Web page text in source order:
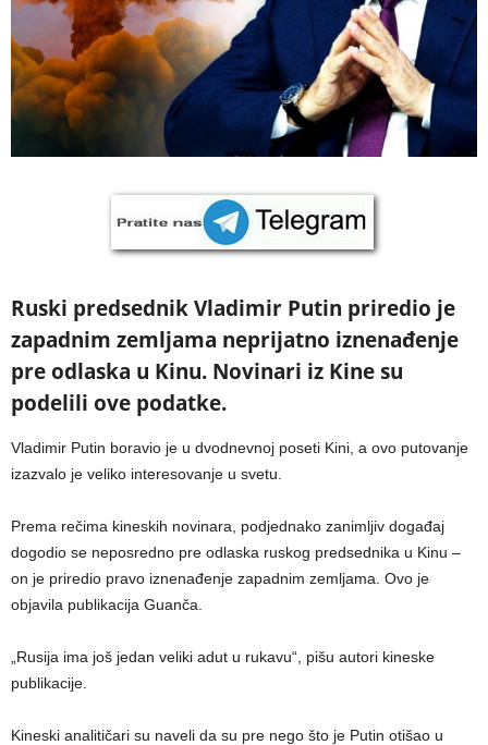
Ruski predsednik Vladimir Putin priredio je
zapadnim zemljama neprijatno iznenađenje
pre odlaska u Kinu. Novinari iz Kine su
podelili ove podatke.
Vladimir Putin boravio je u dvodnevnoj poseti Kini, a ovo putovanje
izazvalo je veliko interesovanje u svetu.
Prema rečima kineskih novinara, podjednako zanimljiv događaj
dogodio se neposredno pre odlaska ruskog predsednika u Kinu –
on je priredio pravo iznenađenje zapadnim zemljama. Ovo je
objavila publikacija Guanča.
„Rusija ima još jedan veliki adut u rukavu“, pišu autori kineske
publikacije.
Kineski analitičari su naveli da su pre nego što je Putin otišao u